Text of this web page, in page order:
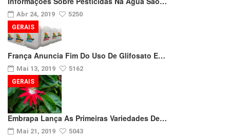
Abr 24, 2019 5250
França Anuncia Fim Do Uso De Glifosato E…
Mai 13, 2019 5162
GERAIS
Embrapa Lança As Primeiras Variedades De…
Mai 21, 2019 5043
GERAIS